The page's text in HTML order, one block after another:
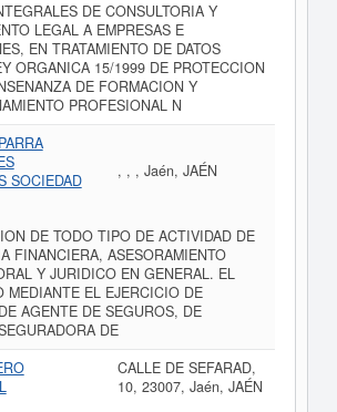
DE CONSULTORIA Y
LEGAL A EMPRESAS E
EN TRATAMIENTO DE DATOS
ORGANICA 15/1999 DE PROTECCION
DE FORMACION Y
PROFESIONAL N
SOCIEDAD
, , , Jaén, JAÉN
DE TODO TIPO DE ACTIVIDAD DE
FINANCIERA, ASESORAMIENTO
Y JURIDICO EN GENERAL. EL
MEDIANTE EL EJERCICIO DE
AGENTE DE SEGUROS, DE
DE
CALLE DE SEFARAD,
10, 23007, Jaén, JAÉN